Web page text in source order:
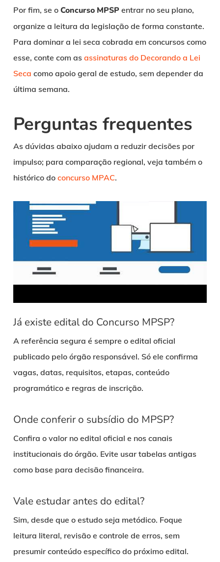
Por fim, se o Concurso MPSPentrar no seu plano,
organize a leitura da legislação de forma constante.
Para dominar a lei seca cobrada em concursos como
esse, conte com as assinaturas do Decorando a Lei
Seca como apoio geral de estudo, sem depender da
última semana.
Perguntas frequentes
As dúvidas abaixo ajudam a reduzir decisões por
impulso; para comparação regional, veja também o
histórico do concurso MPAC.
Já existe edital do Concurso MPSP?
A referência segura é sempre o edital oficial
publicado pelo órgão responsável. Só ele confirma
vagas, datas, requisitos, etapas, conteúdo
programático e regras de inscrição.
Onde conferir o subsídio do MPSP?
Confira o valor no edital oficial e nos canais
institucionais do órgão. Evite usar tabelas antigas
como base para decisão financeira.
Vale estudar antes do edital?
Sim, desde que o estudo seja metódico. Foque
leitura literal, revisão e controle de erros, sem
presumir conteúdo específico do próximo edital.